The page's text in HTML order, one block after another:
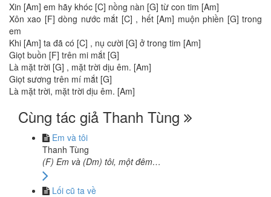
Xin [Am] em hãy khóc [C] nồng nàn [G] từ con tim [Am]
Xôn xao [F] dòng nước mắt [C] , hết [Am] muộn phiền [G] trong
em
Khi [Am] ta đã có [C] , nụ cười [G] ở trong tim [Am]
Giọt buồn [F] trên mi mắt [G]
Là mặt trời [G] , mặt trời dịu êm. [Am]
Giọt sương trên mí mắt [G]
Là mặt trời, mặt trời dịu êm. [Am]
Cùng tác giả Thanh Tùng
Em và tôi
Thanh Tùng
(F) Em và (Dm) tôi, một đêm…
Lối cũ ta về